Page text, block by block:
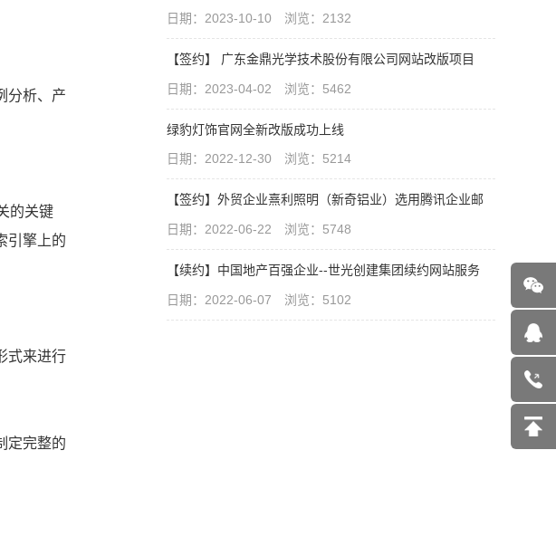
分析、产
的关键
引擎上的
式来进行
定完整的
日期：2023-10-10 浏览：2132
【签约】 广东金鼎光学技术股份有限公司网站改版项目
日期：2023-04-02 浏览：5462
绿豹灯饰官网全新改版成功上线
日期：2022-12-30 浏览：5214
【签约】外贸企业熹利照明（新奇铝业）选用腾讯企业邮
日期：2022-06-22 浏览：5748
【续约】中国地产百强企业--世光创建集团续约网站服务
日期：2022-06-07 浏览：5102